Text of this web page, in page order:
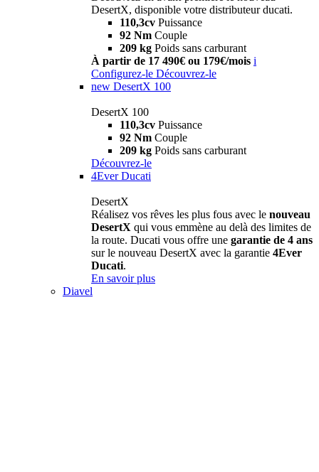
DesertX, disponible votre distributeur ducati.
110,3cv Puissance
92 Nm Couple
209 kg Poids sans carburant
À partir de 17 490€ ou 179€/mois i
Configurez-le Découvrez-le
new DesertX 100
DesertX 100
110,3cv Puissance
92 Nm Couple
209 kg Poids sans carburant
Découvrez-le
4Ever Ducati
DesertX
Réalisez vos rêves les plus fous avec le nouveau
DesertX qui vous emmène au delà des limites de
la route. Ducati vous offre une garantie de 4 ans
sur le nouveau DesertX avec la garantie 4Ever
Ducati.
En savoir plus
Diavel